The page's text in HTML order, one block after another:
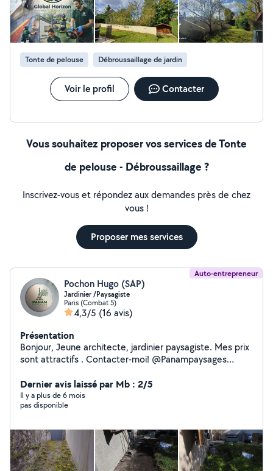
Tonte de pelouse Débroussaillage de jardin
Voir le profil Contacter
Vous souhaitez proposer vos services de Tonte
de pelouse - Débroussaillage ?
Inscrivez-vous et répondez aux demandes près de chez
vous !
Proposer mes services
Auto-entrepreneur
Pochon Hugo (SAP)
Jardinier /Paysagiste
Paris (Combat 5)
4,3/5 (16 avis)
Présentation
Bonjour, Jeune architecte, jardinier paysagiste. Mes prix
sont attractifs . Contacter-moi! @Panampaysages
Dernier avis laissé par Mb : 2/5
Il y a plus de 6 mois
pas disponible